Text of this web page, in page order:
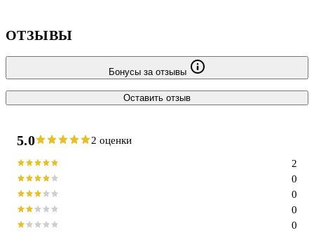
ОТЗЫВЫ
Бонусы за отзывы
Оставить отзыв
5.0 2 оценки
0
0
0
0
2